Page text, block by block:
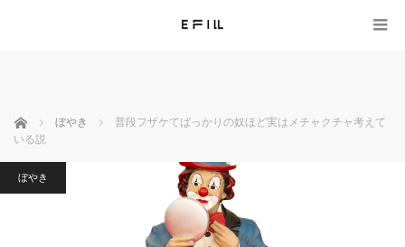
ホーム ぼやき
普段フザケてばっかりの奴ほど実はメチャクチャ考えて
いる説
ぼやき